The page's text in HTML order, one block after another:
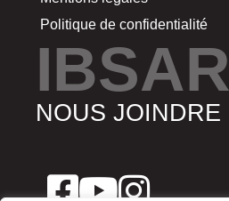
Politique de confidentialité
IBSAR
NOUS JOINDRE